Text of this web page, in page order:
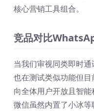
核心营销工具组合。
竞品对比
当我们审视同类即时
也在测试类似功能但
向全体用户开放且智
微信虽然内置了小冰